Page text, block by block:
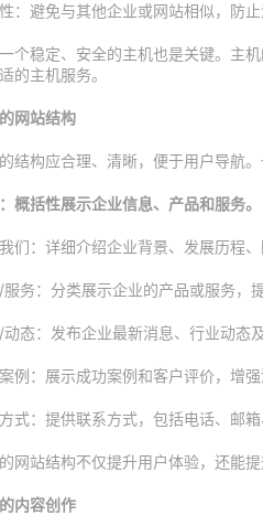
：避免与其他企业或网站相似，防止
个稳定、安全的主机也是关键。主
的主机服务。
网站结构
结构应合理、清晰，便于用户导航
概括性展示企业信息、产品和服务。
们：详细介绍企业背景、发展历程、
服务：分类展示企业的产品或服务，
态：发布企业最新消息、行业动态
例：展示成功案例和客户评价，增强
式：提供联系方式，包括电话、邮箱
网站结构不仅提升用户体验，还能
内容创作